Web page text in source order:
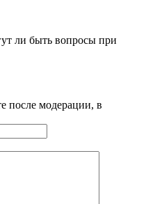
ли быть вопросы при
после модерации, в